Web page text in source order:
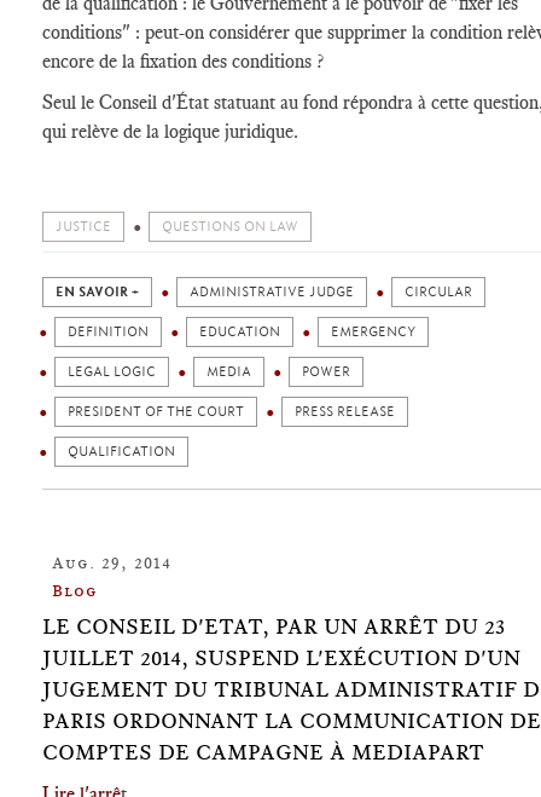
conditions" : peut-on considérer que supprimer la condition
encore de la fixation des conditions ?
Seul le Conseil d'État statuant au fond répondra à cette
qui relève de la logique juridique.
JUSTICE QUESTIONS ON LAW
EN SAVOIR + ADMINISTRATIVE JUDGE CIRCULAR
DEFINITION EDUCATION EMERGENCY
LEGAL LOGIC MEDIA POWER
PRESIDENT OF THE COURT PRESS RELEASE
QUALIFICATION
Aug. 29, 2014
Blog
LE CONSEIL D'ETAT, PAR UN ARRÊT DU 23
JUILLET 2014, SUSPEND L'EXÉCUTION D'UN
JUGEMENT DU TRIBUNAL ADMINISTRATIF
PARIS ORDONNANT LA COMMUNICATION DE
COMPTES DE CAMPAGNE À MEDIAPART